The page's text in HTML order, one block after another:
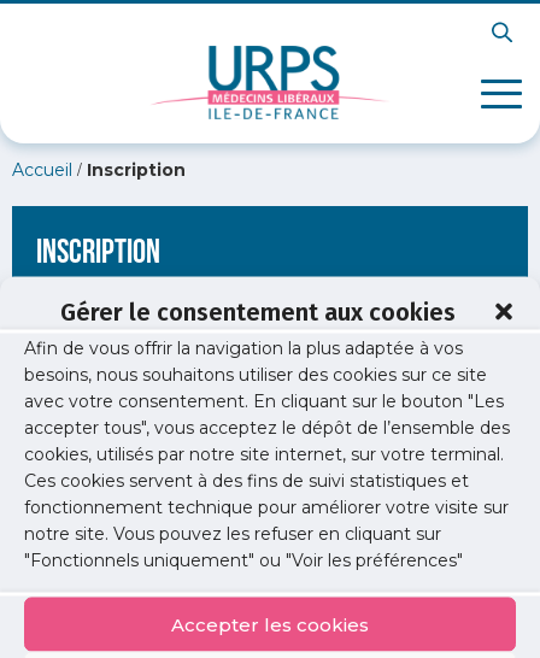
Gérer le consentement aux cookies
Afin de vous offrir la navigation la plus adaptée à vos
besoins, nous souhaitons utiliser des cookies sur ce site
avec votre consentement. En cliquant sur le bouton "Les
accepter tous", vous acceptez le dépôt de l’ensemble des
cookies, utilisés par notre site internet, sur votre terminal.
Ces cookies servent à des fins de suivi statistiques et
fonctionnement technique pour améliorer votre visite sur
notre site. Vous pouvez les refuser en cliquant sur
"Fonctionnels uniquement" ou "Voir les préférences"
Accepter les cookies
Accueil / Inscription
Inscription
[wppb-register form_name="inscription"
redirect_url="https://www.urps-med-idf.org/elu/dr-philippe-
pizzuti/pizzuti-philippe/"]